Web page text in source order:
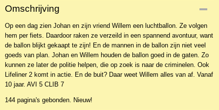
Productcode
NBKJ-2780
EAN code
9789059523975
Omschrijving
Op een dag zien Johan en zijn vriend Willem een luchtballon. Ze volgen
hem per fiets. Daardoor raken ze verzeild in een spannend avontuur, want
de ballon blijkt gekaapt te zijn! En de mannen in de ballon zijn niet veel
goeds van plan. Johan en Willem houden de ballon goed in de gaten. Zo
kunnen ze later de politie helpen, die op zoek is naar de criminelen. Ook
Lifeliner 2 komt in actie. En de buit? Daar weet Willem alles van af. Vanaf
10 jaar. AVI 5 CLIB 7
144 pagina's gebonden. Nieuw!